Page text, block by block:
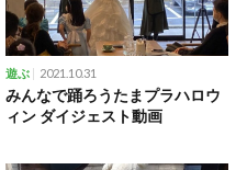
遊ぶ 2021.10.31
みんなで踊ろうたまプラハロウ
ィン ダイジェスト動画